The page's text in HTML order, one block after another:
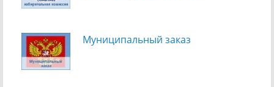
Муниципальный заказ